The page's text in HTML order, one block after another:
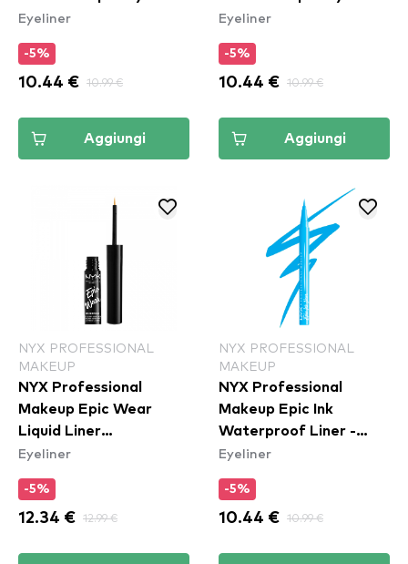
- Had Me At Yellow
Eyeliner
-5%
10.44 € 10.99 €
Aggiungi
- Cobalt Crush
Eyeliner
-5%
10.44 € 10.99 €
Aggiungi
NYX PROFESSIONAL
MAKEUP
NYX Professional
Makeup Epic Wear
Liquid Liner
Waterproof - Yellow
Eyeliner
-5%
12.34 € 12.99 €
NYX PROFESSIONAL
MAKEUP
NYX Professional
Makeup Epic Ink
Waterproof Liner -
Vintage Baby
Eyeliner
-5%
10.44 € 10.99 €